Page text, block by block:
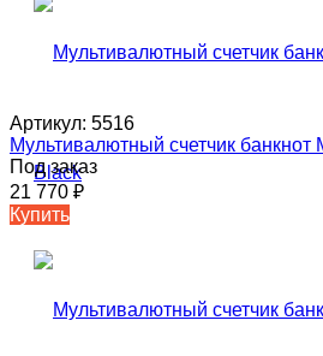
Артикул: 5516
Мультивалютный счетчик
Под заказ
21 770 ₽
Купить